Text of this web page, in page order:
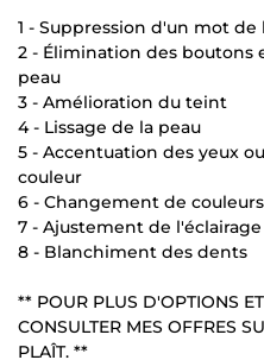
1 - Suppression d'un mot de
2 - Élimination des boutons
peau
3 - Amélioration du teint
4 - Lissage de la peau
5 - Accentuation des yeux
couleur
6 - Changement de couleurs
7 - Ajustement de
8 - Blanchiment des dents
** POUR PLUS D'OPTIONS
CONSULTER MES OFFRES
PLAÎT. **